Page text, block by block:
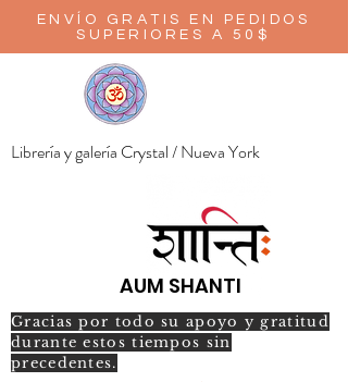
ENVÍO GRATIS EN PEDIDOS
SUPERIORES A 50$
Librería y galería Crystal / Nueva York
AUM SHANTI
Gracias por todo su apoyo y gratitud
durante estos tiempos sin
precedentes.